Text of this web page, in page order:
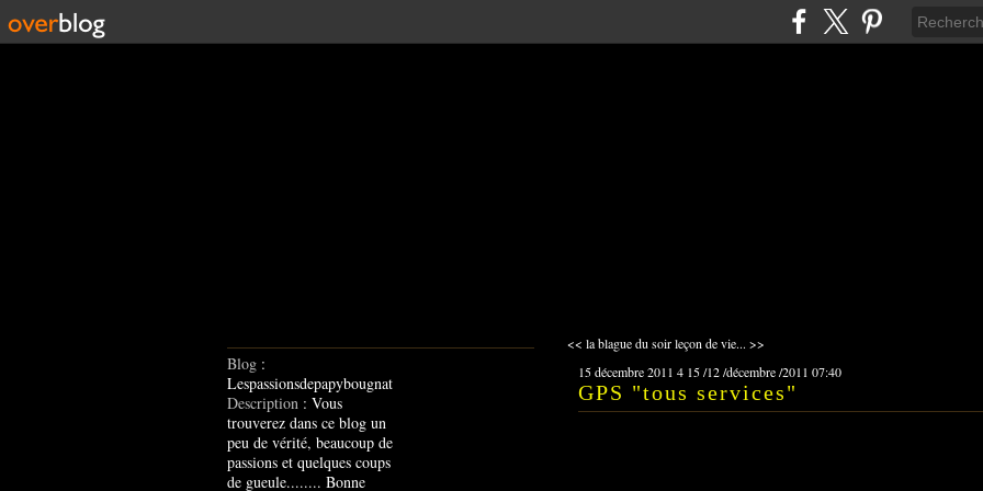
Blog :
Lespassionsdepapybougnat
Description : Vous
trouverez dans ce blog un
peu de vérité, beaucoup de
passions et quelques coups
de gueule........ Bonne
<< la blague du soirleçon de vie... >>
15 décembre 2011 4 15/12/décembre/2011 07:40
GPS "tous services"